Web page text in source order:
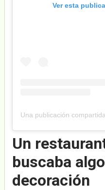
Ver esta
Un
buscaba
decoración